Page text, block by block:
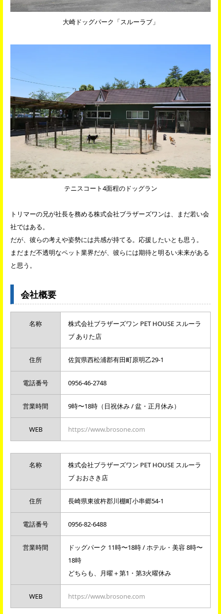
大崎ドッグパーク「スルーラブ」
テニスコート4面程のドッグラン
トリマーの兄が社長を務める株式会社ブラザーズワンは、まだ若い会
社ではある。
だが、彼らの考えや姿勢には共感が持てる。応援したいとも思う。
まだまだ不透明なペット業界だが、彼らには期待と明るい未来がある
と思う。
会社概要
名称
株式会社ブラザーズワン PET HOUSE スルーラ
ブ ありた店
住所 佐賀県西松浦郡有田町原明乙29-1
電話番号 0956-46-2748
営業時間 9時〜18時（日祝休み / 盆・正月休み）
WEB https://www.brosone.com
名称
株式会社ブラザーズワン PET HOUSE スルーラ
ブ おおさき店
住所 長崎県東彼杵郡川棚町小串郷54-1
電話番号 0956-82-6488
営業時間
ドッグパーク 11時〜18時 / ホテル・美容 8時〜
18時
どちらも、月曜＋第1・第3火曜休み
WEB https://www.brosone.com